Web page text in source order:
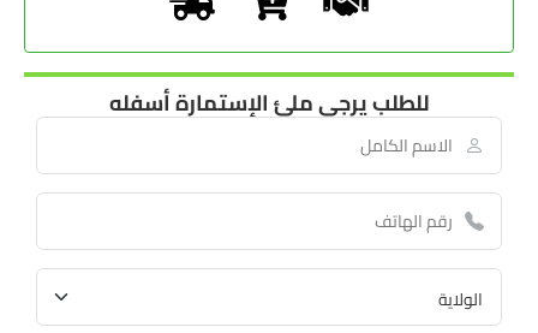
للطلب يرجى ملئ الإستمارة أسفله